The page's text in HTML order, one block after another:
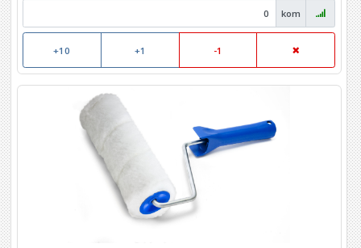
kom
+10 +1 -1